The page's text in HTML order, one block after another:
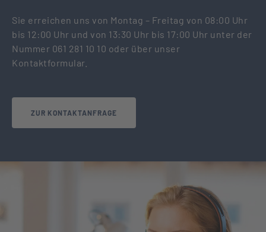
Sie erreichen uns von Montag – Freitag von 08:00 Uhr
bis 12:00 Uhr und von 13:30 Uhr bis 17:00 Uhr unter der
Nummer 061 281 10 10 oder über unser
Kontaktformular.
ZUR KONTAKTANFRAGE